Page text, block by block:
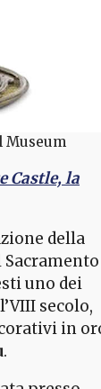
Museum
Castle, la
della
uno dei
secolo,
in
.